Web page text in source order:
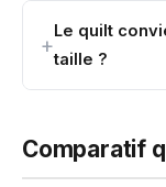
Le quilt
taille ?
Comparatif